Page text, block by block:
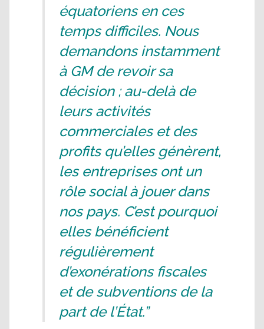
équatoriens en ces
temps difficiles. Nous
demandons instamment
à GM de revoir sa
décision ; au-delà de
leurs activités
commerciales et des
profits qu’elles génèrent,
les entreprises ont un
rôle social à jouer dans
nos pays. C’est pourquoi
elles bénéficient
régulièrement
d’exonérations fiscales
et de subventions de la
part de l’État.”